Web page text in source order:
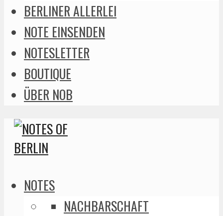
BERLINER ALLERLEI
NOTE EINSENDEN
NOTESLETTER
BOUTIQUE
ÜBER NOB
NOTES
NACHBARSCHAFT